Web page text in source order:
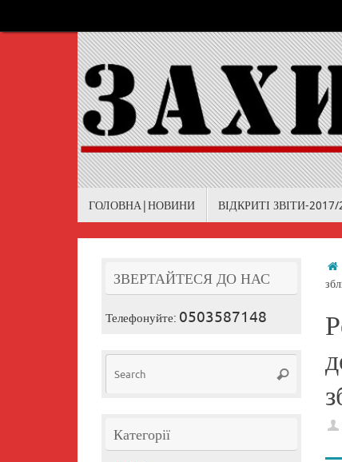
to
ГОЛОВНА|НОВИНИ ВІДКРИТІ ЗВІТИ-2017/
ЗВЕРТАЙТЕСЯ ДО НАС
Телефонуйте: 0503587148
Search
Search
Категорії